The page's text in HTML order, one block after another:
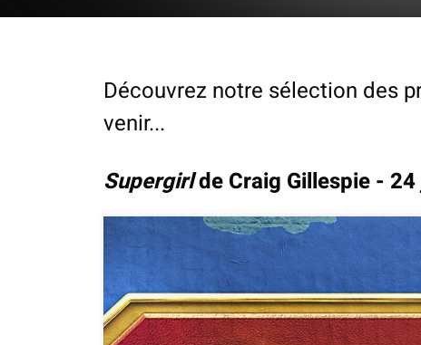
Découvrez notre sélection des
venir...
Supergirlde Craig Gillespie -